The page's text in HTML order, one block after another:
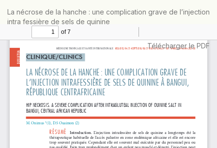
aux
informations
l'article
La nécrose de la hanche : une complication grave de l’injection
intra fessière de sels de quinine
Télécharger
Télécharger le PDF